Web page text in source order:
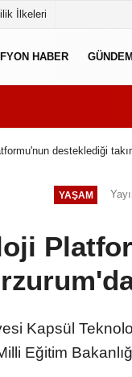
İlkeleri
HABER GÜNDEM
desteklediği
YAŞAM
Kapsül
Eğitim